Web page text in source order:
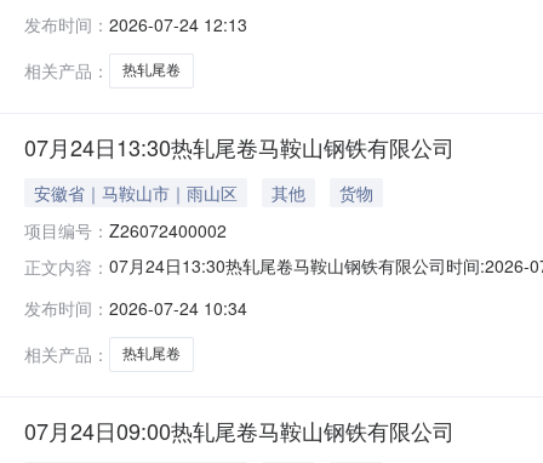
卷）Q235B2*1250*C攀钢钒1/1.59轧烂(因非计划产品的
发布时间： 2026-07-24 12:13
相关产品：
热轧尾卷
07月24日13:30热轧尾卷马鞍山钢铁有限公司
安徽省｜马鞍山市｜雨山区 其他
货物
项目编号： Z26072400002
正文内容： 07月24日13:30热轧尾卷马鞍山钢铁有限公司时间
保证金：￥1,700.00元交易保证金：￥1,700.00元竞价
发布时间： 2026-07-24 10:34
相关产品：
热轧尾卷
07月24日09:00热轧尾卷马鞍山钢铁有限公司